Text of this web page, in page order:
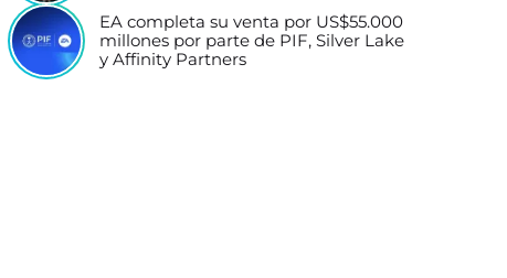
EA completa su venta por US$55.000
millones por parte de PIF, Silver Lake
y Affinity Partners